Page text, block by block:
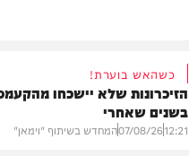
כשהאש בוערת!
הזיכרונות שלא יישכחו
בשנים שאחרי
12:21
07/08/26המחדש בשיתוף "וימאן"